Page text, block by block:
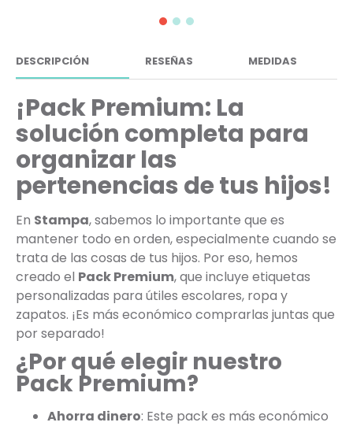
DESCRIPCIÓN RESEÑAS MEDIDAS
¡Pack Premium: La
solución completa para
organizar las
pertenencias de tus hijos!
En Stampa, sabemos lo importante que es
mantener todo en orden, especialmente cuando se
trata de las cosas de tus hijos. Por eso, hemos
creado el Pack Premium, que incluye etiquetas
personalizadas para útiles escolares, ropa y
zapatos. ¡Es más económico comprarlas juntas que
por separado!
¿Por qué elegir nuestro
Pack Premium?
Ahorra dinero: Este pack es más económico